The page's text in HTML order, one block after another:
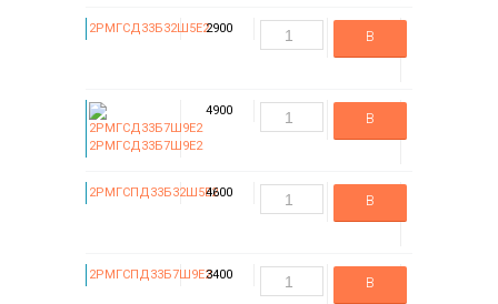
2РМГСД33Б32Ш5Е22900
В
2РМГСД33Б7Ш9Е2
4900
В
2РМГСПД33Б32Ш5Е24600
В
2РМГСПД33Б7Ш9Е23400
В